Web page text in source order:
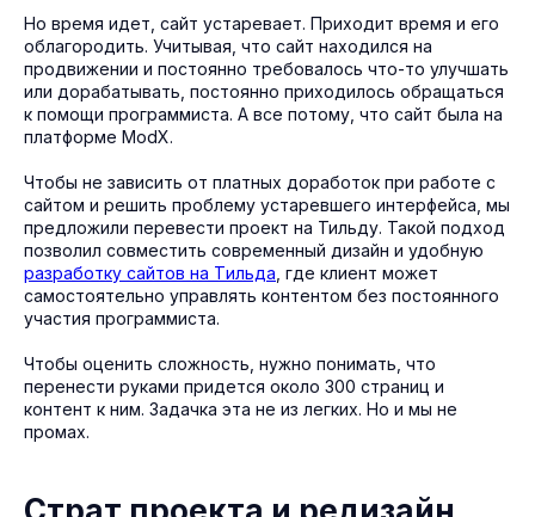
Но время идет, сайт устаревает. Приходит время и его
облагородить. Учитывая, что сайт находился на
продвижении и постоянно требовалось что-то улучшать
или дорабатывать, постоянно приходилось обращаться
к помощи программиста. А все потому, что сайт была на
платформе ModX.
Чтобы не зависить от платных доработок при работе с
сайтом и решить проблему устаревшего интерфейса, мы
предложили перевести проект на Тильду. Такой подход
позволил совместить современный дизайн и удобную
разработку сайтов на Tильда , где клиент может
самостоятельно управлять контентом без постоянного
участия программиста.
Чтобы оценить сложность, нужно понимать, что
перенести руками придется около 300 страниц и
контент к ним. Задачка эта не из легких. Но и мы не
промах.